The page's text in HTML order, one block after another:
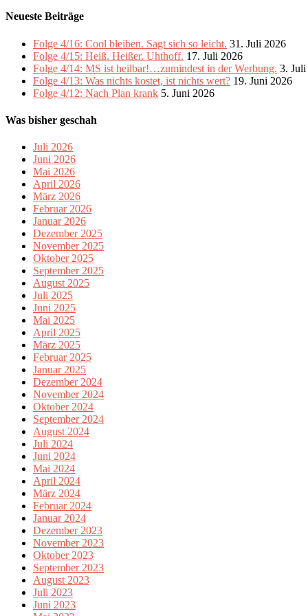
Neueste Beiträge
Folge 4/16: Cool bleiben. Sagt sich so leicht. 31. Juli 2026
Folge 4/15: Heiß. Heißer. Uhthoff. 17. Juli 2026
Folge 4/14: MS ist heilbar!…zumindest in der Werbung. 3.
Folge 4/13: Was nichts kostet, ist nichts wert? 19. Juni 2026
Folge 4/12: Nach Plan krank 5. Juni 2026
Was bisher geschah
Juli 2026
Juni 2026
Mai 2026
April 2026
März 2026
Februar 2026
Januar 2026
Dezember 2025
November 2025
Oktober 2025
September 2025
August 2025
Juli 2025
Juni 2025
Mai 2025
April 2025
März 2025
Februar 2025
Januar 2025
Dezember 2024
November 2024
Oktober 2024
September 2024
August 2024
Juli 2024
Juni 2024
Mai 2024
April 2024
März 2024
Februar 2024
Januar 2024
Dezember 2023
November 2023
Oktober 2023
September 2023
August 2023
Juli 2023
Juni 2023